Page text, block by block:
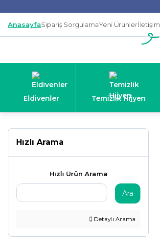
AnasayfaSipariş SorgulamaYeni Ürünlerİletişim
Eldivenler Temizlik Hijyen
Hızlı Arama
Hızlı Ürün Arama
Ara
Detaylı Arama